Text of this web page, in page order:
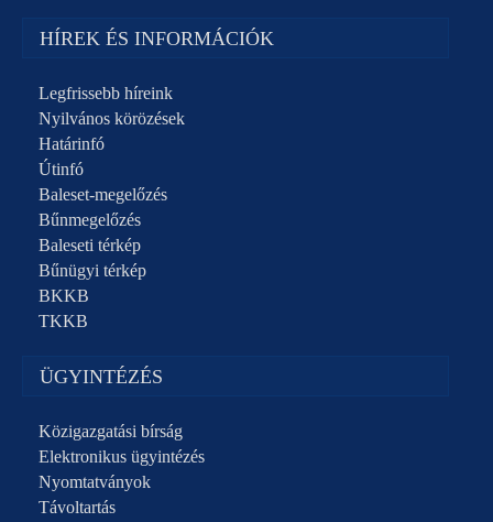
HÍREK ÉS INFORMÁCIÓK
Legfrissebb híreink
Nyilvános körözések
Határinfó
Útinfó
Baleset-megelőzés
Bűnmegelőzés
Baleseti térkép
Bűnügyi térkép
BKKB
TKKB
ÜGYINTÉZÉS
Közigazgatási bírság
Elektronikus ügyintézés
Nyomtatványok
Távoltartás